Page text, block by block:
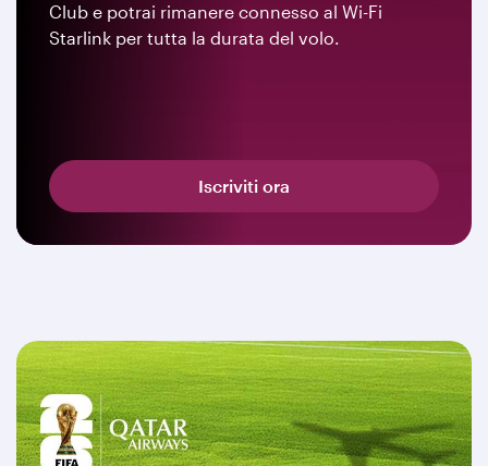
Club e potrai rimanere connesso al Wi-Fi
Starlink per tutta la durata del volo.
Iscriviti ora